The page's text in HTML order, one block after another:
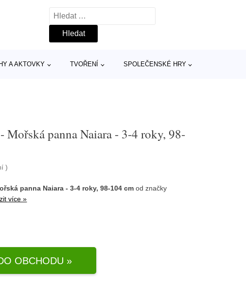
Vyhledávání
A AKTOVKY TVOŘENÍ SPOLEČENSKÉ HRY
Mořská panna Naiara - 3-4 roky, 98-
)
panna Naiara - 3-4 roky, 98-104 cm od značky
více »
OBCHODU »